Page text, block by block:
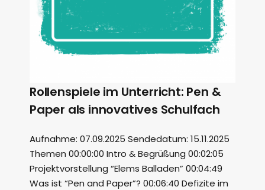
Rollenspiele im Unterricht: Pen &
Paper als innovatives Schulfach
Aufnahme: 07.09.2025 Sendedatum: 15.11.2025
Themen 00:00:00 Intro & Begrüßung 00:02:05
Projektvorstellung “Elems Balladen” 00:04:49
Was ist “Pen and Paper”? 00:06:40 Defizite im